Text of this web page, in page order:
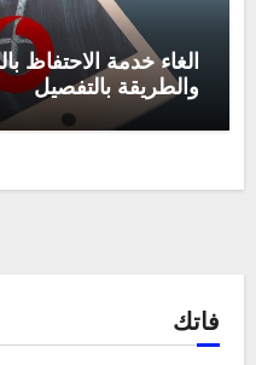
الغاء خدمة الاحتفاظ
والطريقة بالتفصيل
فاتك